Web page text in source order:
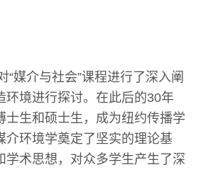
“媒介与社会”课程进行了深入阐
环境进行探讨。在此后的30年
士生和硕士生，成为纽约传播学
介环境学奠定了坚实的理论基
学术思想，对众多学生产生了深